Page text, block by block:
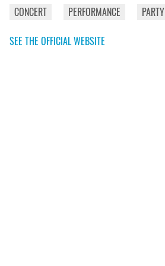
CONCERT PERFORMANCE PARTY
SEE THE OFFICIAL WEBSITE